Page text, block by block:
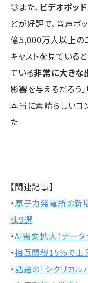
◎また、 ビデオポッ
どが好評で、音声ポ
億5,000万人以上の
キャストを見ている
ている非常に大きな
影響を与えるだろう
本当に素晴らしいコ
た
【関連記事】
・原子力発電所の新
株9選
・AI需要拡大！デー
・相互関税15％で上
・話題の「シクリカ